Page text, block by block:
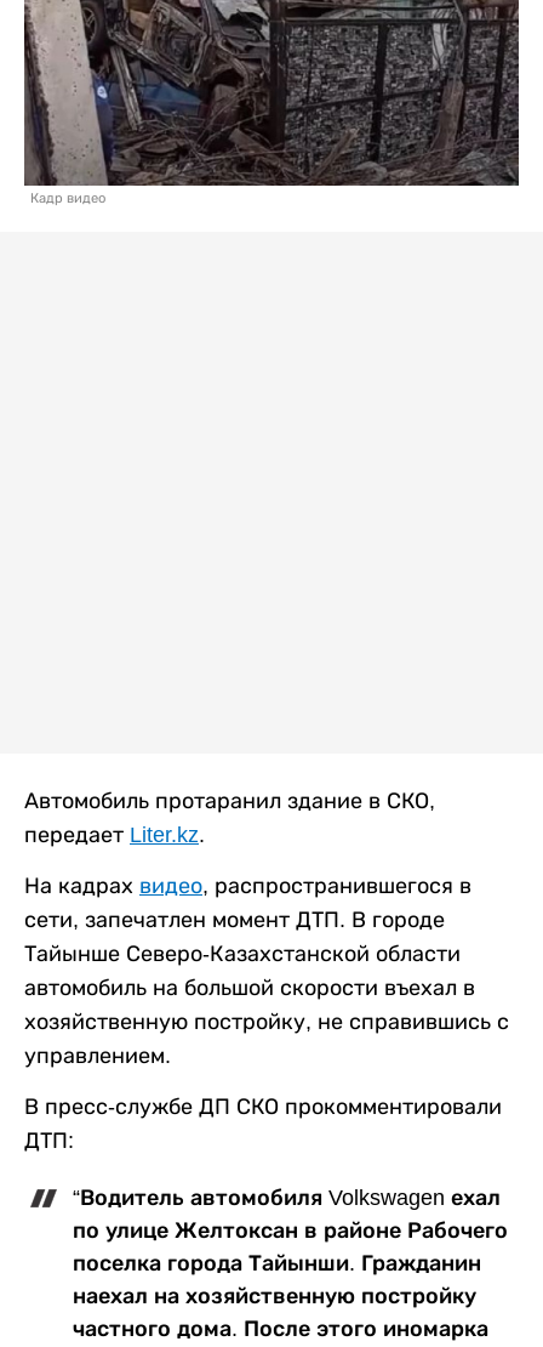
Кадр видео
Автомобиль протаранил здание в СКО,
передает Liter.kz.
На кадрах видео, распространившегося в
сети, запечатлен момент ДТП. В городе
Тайынше Северо-Казахстанской области
автомобиль на большой скорости въехал в
хозяйственную постройку, не справившись с
управлением.
В пресс-службе ДП СКО прокомментировали
ДТП:
“Водитель автомобиля Volkswagen ехал
по улице Желтоксан в районе Рабочего
поселка города Тайынши. Гражданин
наехал на хозяйственную постройку
частного дома. После этого иномарка